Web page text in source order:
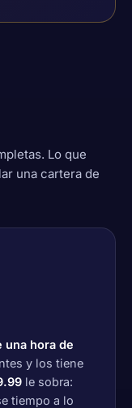
Lo que
una cartera de
una hora de
y los tiene
le sobra:
tiempo a lo